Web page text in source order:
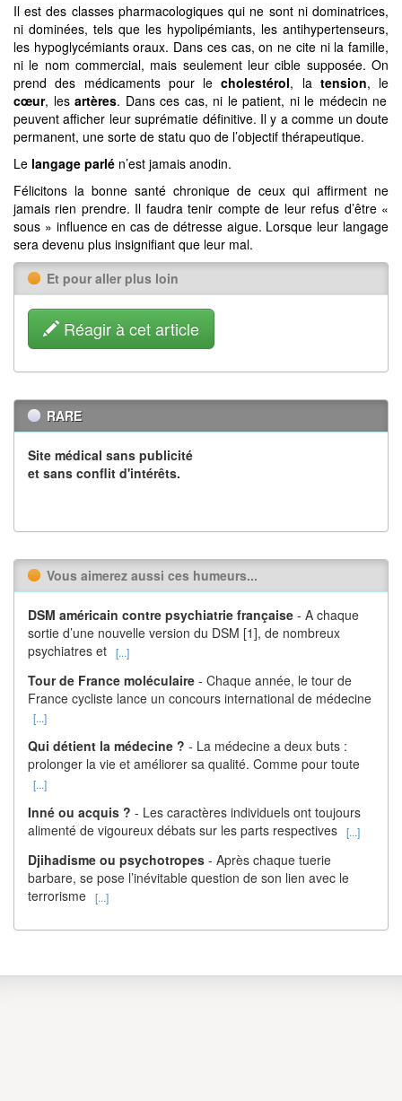
Il est des classes pharmacologiques qui ne sont ni dominatrices,
ni dominées, tels que les hypolipémiants, les antihypertenseurs,
les hypoglycémiants oraux. Dans ces cas, on ne cite ni la famille,
ni le nom commercial, mais seulement leur cible supposée. On
prend des médicaments pour le cholestérol, la tension, le
cœur, lesartères. Dans ces cas, ni le patient, ni le médecin ne
peuvent afficher leur suprématie définitive. Il y a comme un doute
permanent, une sorte de statu quo de l’objectif thérapeutique.
Le langage parlé n’est jamais anodin.
Félicitons la bonne santé chronique de ceux qui affirment ne
jamais rien prendre. Il faudra tenir compte de leur refus d’être «
sous » influence en cas de détresse aigue. Lorsque leur langage
sera devenu plus insignifiant que leur mal.
Et pour aller plus loin
Réagir à cet article
RARE
Site médical sans publicité
et sans conflit d'intérêts.
Vous aimerez aussi ces humeurs...
DSM américain contre psychiatrie française - A chaque
sortie d’une nouvelle version du DSM [1], de nombreux
psychiatres et [...]
Tour de France moléculaire - Chaque année, le tour de
France cycliste lance un concours international de médecine
[...]
Qui détient la médecine ? - La médecine a deux buts :
prolonger la vie et améliorer sa qualité. Comme pour toute
[...]
Inné ou acquis ? - Les caractères individuels ont toujours
alimenté de vigoureux débats sur les parts respectives [...]
Djihadisme ou psychotropes - Après chaque tuerie
barbare, se pose l’inévitable question de son lien avec le
terrorisme [...]